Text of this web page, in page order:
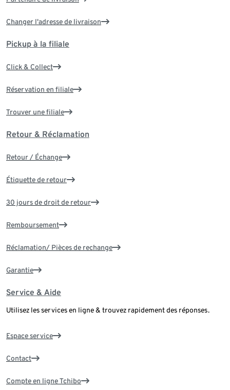
Changer l'adresse de livraison
Pickup à la filiale
Click & Collect
Réservation en filiale
Trouver une filiale
Retour & Réclamation
Retour / Échange
Étiquette de retour
30 jours de droit de retour
Remboursement
Réclamation/ Pièces de rechange
Garantie
Service & Aide
Utilisez les services en ligne & trouvez rapidement des réponses.
Espace service
Contact
Compte en ligne Tchibo